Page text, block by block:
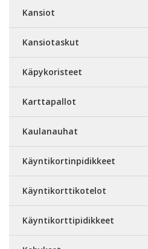
Kansiot
Kansiotaskut
Käpykoristeet
Karttapallot
Kaulanauhat
Käyntikortinpidikkeet
Käyntikorttikotelot
Käyntikorttipidikkeet